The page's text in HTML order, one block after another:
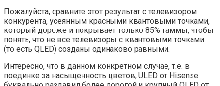
Пожалуйста, сравните этот результат с телевизором
конкурента, усеянным красными квантовыми точками,
который дороже и покрывает только 85% гаммы, чтобы
понять, что не все телевизоры с квантовыми точками
(то есть QLED) созданы одинаково равными.
Интересно, что в данном конкретном случае, т.е. в
поединке за насыщенность цветов, ULED от Hisense